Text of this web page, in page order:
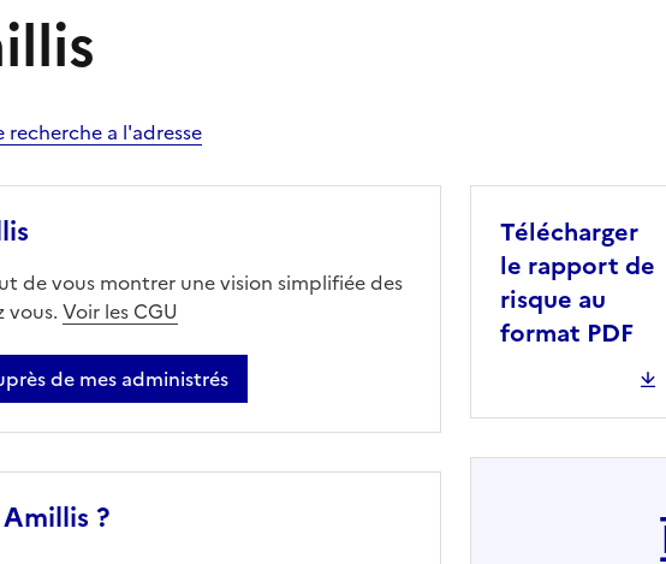
recherche a l'adresse
de vous montrer une vision simplifiée des
vous. Voir les CGU
de mes administrés
?
Télécharger
le rapport de
risque au
format PDF